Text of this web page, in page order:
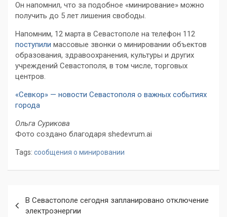
Он напомнил, что за подобное «минирование» можно
получить до 5 лет лишения свободы.
Напомним, 12 марта в Севастополе на телефон 112
поступили массовые звонки о минировании объектов
образования, здравоохранения, культуры и других
учреждений Севастополя, в том числе, торговых
центров.
«Севкор» — новости Севастополя о важных событиях
города
Ольга Сурикова
Фото создано благодаря shedevrum.ai
Tags: сообщения о минировании
по
В Севастополе сегодня запланировано отключение
электроэнергии